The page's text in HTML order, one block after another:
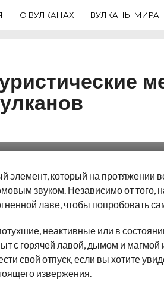
О ВУЛКАНАХ ВУЛКАНЫ МИРА
который на протяжении
звуком. Независимо от того,
лаве, чтобы попробовать
неактивные или в
с горячей лавой, дымом и
свой отпуск, если вы хотите
извержения.